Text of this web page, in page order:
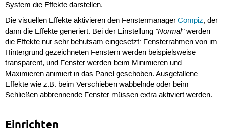
System die Effekte darstellen.
Die visuellen Effekte aktivieren den Fenstermanager Compiz, der
dann die Effekte generiert. Bei der Einstellung "Normal"werden
die Effekte nur sehr behutsam eingesetzt: Fensterrahmen von im
Hintergrund gezeichneten Fenstern werden beispielsweise
transparent, und Fenster werden beim Minimieren und
Maximieren animiert in das Panel geschoben. Ausgefallene
Effekte wie z.B. beim Verschieben wabbelnde oder beim
Schließen abbrennende Fenster müssen extra aktiviert werden.
Einrichten